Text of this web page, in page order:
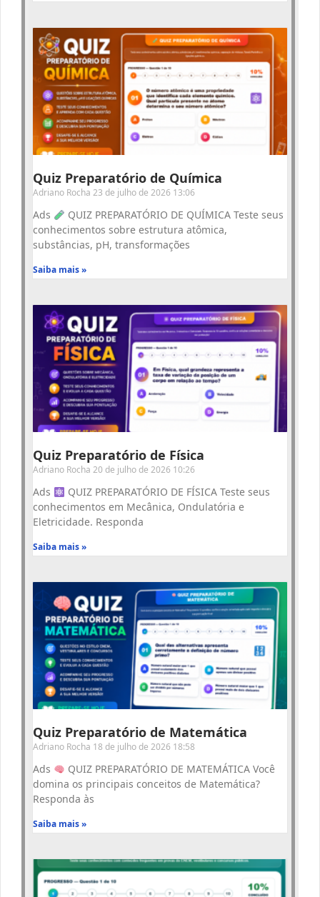
Quiz Preparatório de Química
Adriano Rocha 23 de julho de 2026 13:06
Ads
QUIZ PREPARATÓRIO DE QUÍMICA Teste seus
conhecimentos sobre estrutura atômica,
substâncias, pH, transformações
Saiba mais »
Quiz Preparatório de Física
Adriano Rocha 20 de julho de 2026 10:26
Ads
QUIZ PREPARATÓRIO DE FÍSICA Teste seus
conhecimentos em Mecânica, Ondulatória e
Eletricidade. Responda
Saiba mais »
Quiz Preparatório de Matemática
Adriano Rocha 18 de julho de 2026 18:58
Ads
QUIZ PREPARATÓRIO DE MATEMÁTICA Você
domina os principais conceitos de Matemática?
Responda às
Saiba mais »